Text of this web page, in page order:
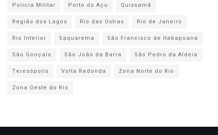
Polícia Militar
Porto do Açu
Quissamã
Região dos Lagos
Rio das Ostras
Rio de Janeiro
Rio Interior
Saquarema
São Francisco de Itabapoana
São Gonçalo
São João da Barra
São Pedro da Aldeia
Teresópolis
Volta Redonda
Zona Norte do Rio
Zona Oeste do Rio